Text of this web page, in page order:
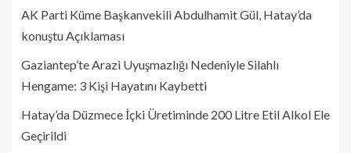
AK Parti Küme Başkanvekili Abdulhamit Gül, Hatay’da
konuştu Açıklaması
Gaziantep’te Arazi Uyuşmazlığı Nedeniyle Silahlı
Hengame: 3 Kişi Hayatını Kaybetti
Hatay’da Düzmece İçki Üretiminde 200 Litre Etil Alkol Ele
Geçirildi